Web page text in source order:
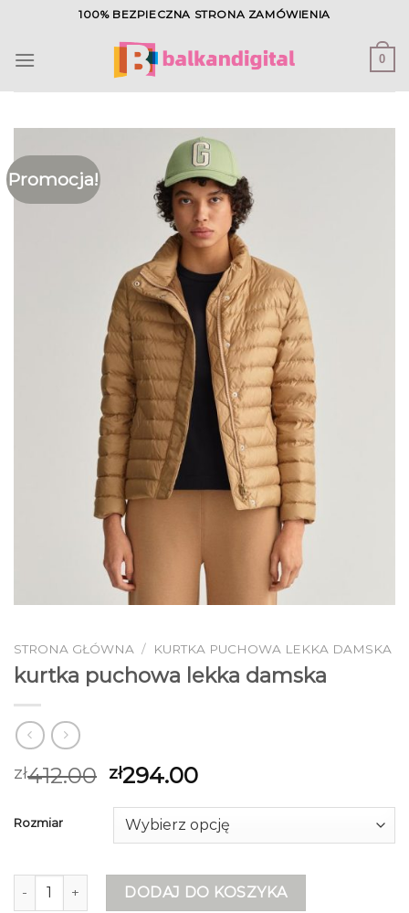
content
100% BEZPIECZNA STRONA ZAMÓWIENIA
0
Promocja!
STRONA GŁÓWNA / KURTKA PUCHOWA LEKKA DAMSKA
kurtka puchowa lekka damska
zł412.00 zł294.00
Rozmiar
ilość kurtka puchowa lekka damska
DODAJ DO KOSZYKA